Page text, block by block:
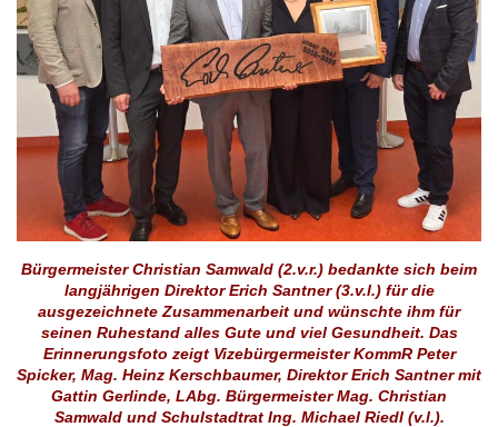
Bürgermeister Christian Samwald (2.v.r.) bedankte sich beim
langjährigen DirektorErich Santner(3.v.l.) für die
ausgezeichnete Zusammenarbeit und wünschte ihm für
seinen Ruhestand alles Gute und viel Gesundheit. Das
Erinnerungsfoto zeigt Vizebürgermeister KommR Peter
Spicker, Mag. Heinz Kerschbaumer, Direktor Erich Santner mit
Gattin Gerlinde, LAbg. Bürgermeister Mag. Christian
Samwald und Schulstadtrat Ing. Michael Riedl (v.l.).